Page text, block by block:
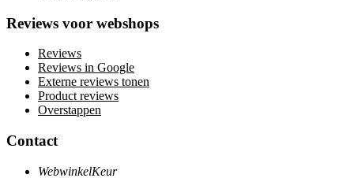
Reviews voor webshops
Reviews
Reviews in Google
Externe reviews tonen
Product reviews
Overstappen
Contact
WebwinkelKeur